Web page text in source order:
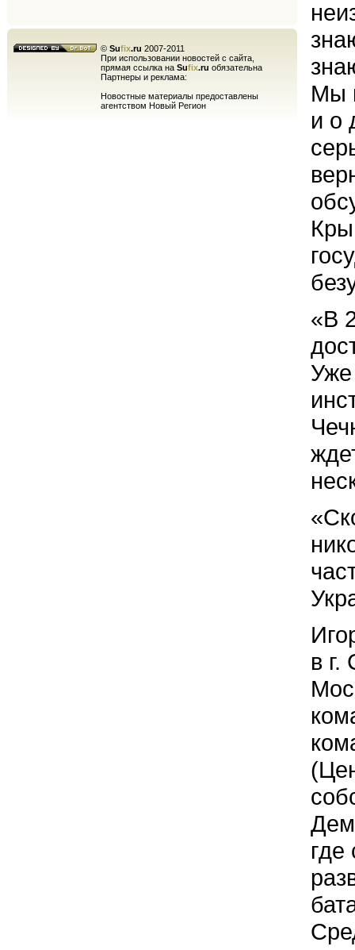
© Sufix.ru 2007-2011
При использовании новостей с сайта,
прямая ссылка на Sufix.ru обязательна
Партнеры и реклама:
Новостные материалы предоставлены
агентством Новый Регион
Мы
и о
«В
в г.
где